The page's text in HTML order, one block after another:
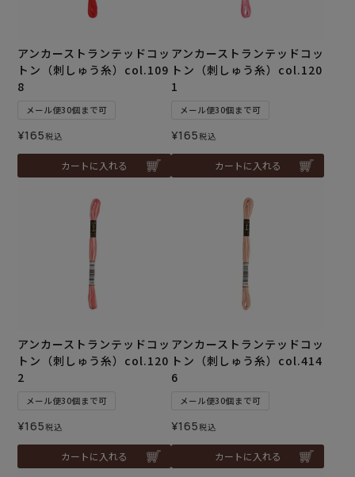
アンカーストランテッドコッ
トン（刺しゅう糸）col.109
8
メール便30個まで可
¥165税込
カートに入れる
アンカーストランテッドコッ
トン（刺しゅう糸）col.120
1
メール便30個まで可
¥165税込
カートに入れる
アンカーストランテッドコッ
トン（刺しゅう糸）col.120
2
メール便30個まで可
¥165税込
カートに入れる
アンカーストランテッドコッ
トン（刺しゅう糸）col.414
6
メール便30個まで可
¥165税込
カートに入れる